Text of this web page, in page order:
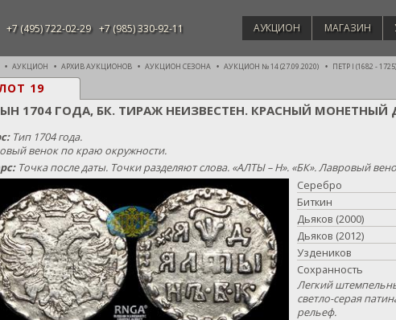
+7 (495) 722-02-29 +7 (985) 330-92-11 АУКЦИОН МАГАЗИН
АУКЦИОН АРХИВ АУКЦИОНОВ АУКЦИОН СЕЗОНА АУКЦИОН № 14 (27.09.2020) ПЕТР I (1682 - 1725)
19
1704 ГОДА, БК. ТИРАЖ НЕИЗВЕСТЕН. КРАСНЫЙ
Тип 1704 года.
венок по краю окружности.
Точка после даты. Точки разделяют слова. «АЛТЫ – Н». «БК». Лавровый
Серебро
Биткин
Дьяков (2000)
Дьяков (2012)
Уздеников
Сохранность
Легкий
светло-серая
рельеф.